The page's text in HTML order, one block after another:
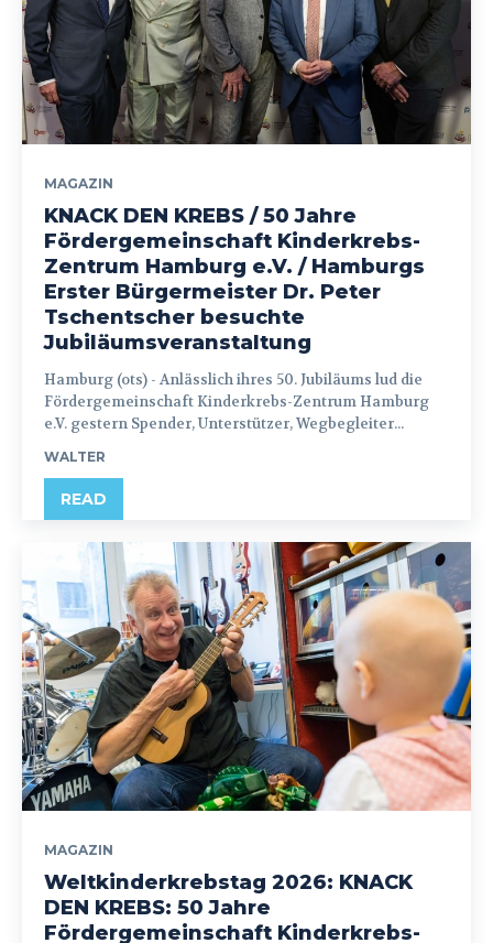
MAGAZIN
KNACK DEN KREBS / 50 Jahre
Fördergemeinschaft Kinderkrebs-
Zentrum Hamburg e.V. / Hamburgs
Erster Bürgermeister Dr. Peter
Tschentscher besuchte
Jubiläumsveranstaltung
Hamburg (ots) - Anlässlich ihres 50. Jubiläums lud die
Fördergemeinschaft Kinderkrebs-Zentrum Hamburg
e.V. gestern Spender, Unterstützer, Wegbegleiter...
WALTER
READ
MAGAZIN
Weltkinderkrebstag 2026: KNACK
DEN KREBS: 50 Jahre
Fördergemeinschaft Kinderkrebs-